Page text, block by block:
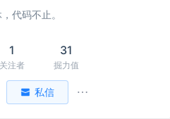
代码不止。
1
关注者
31
掘力值
私信